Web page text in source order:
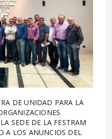
DE UNIDAD PARA LA
SEDE DE LA FESTRAM
A LOS ANUNCIOS DEL